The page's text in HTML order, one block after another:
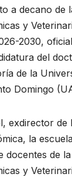
a decano de
y
2030,
del
de la
Domingo
exdirector de
la
docentes de
y